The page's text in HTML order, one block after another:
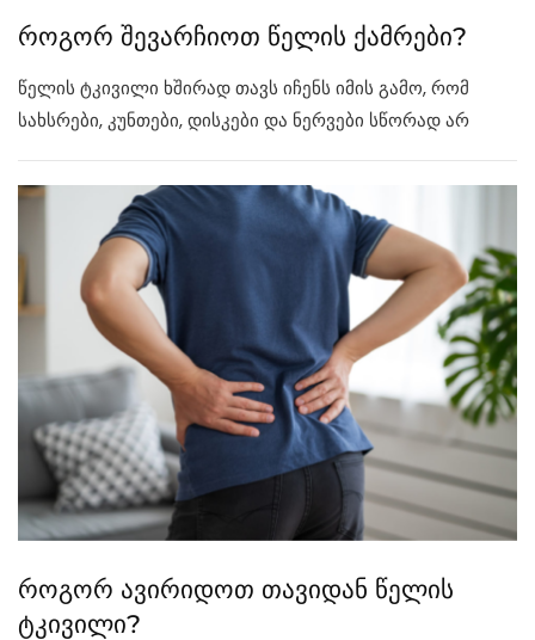
როგორ შევარჩიოთ წელის ქამრები?
წელის ტკივილი ხშირად თავს იჩენს იმის გამო, რომ
სახსრები, კუნთები, დისკები და ნერვები სწორად არ
როგორ ავირიდოთ თავიდან წელის
ტკივილი?